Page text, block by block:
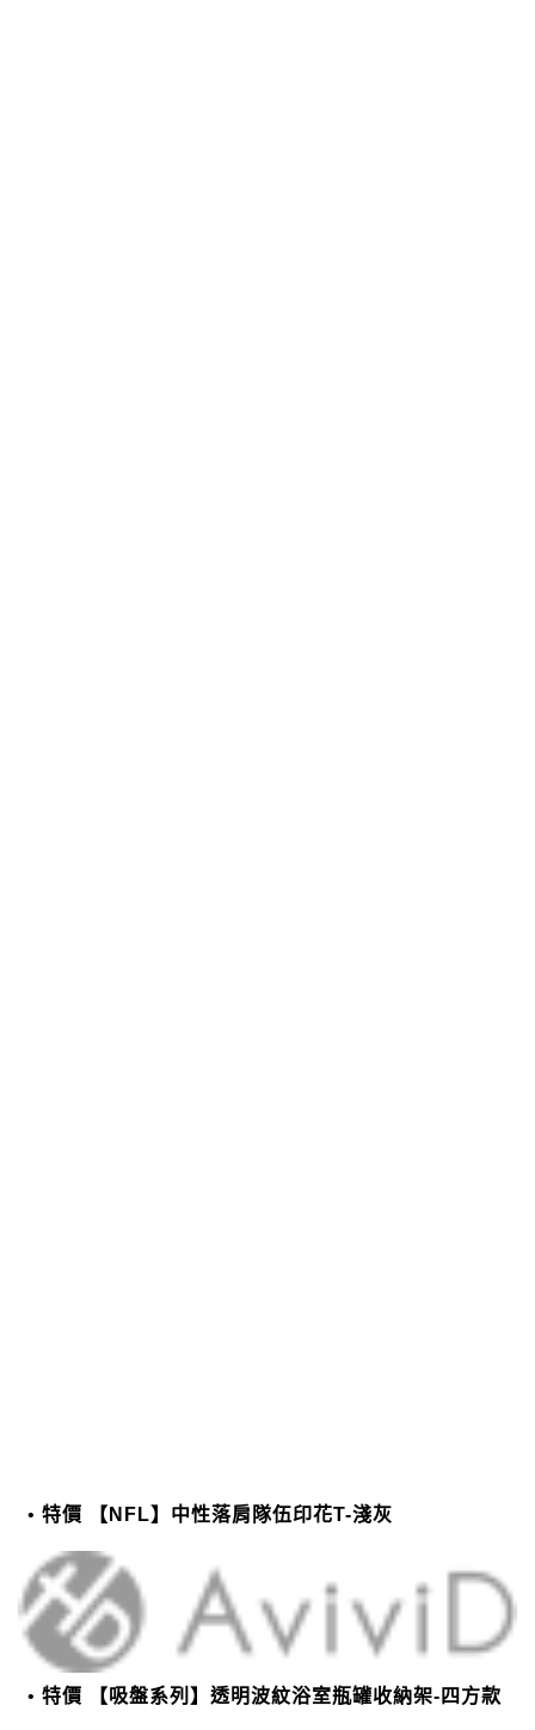
特價 【NFL】中性落肩隊伍印花T-淺灰
特價 【吸盤系列】透明波紋浴室瓶罐收納架-四方款